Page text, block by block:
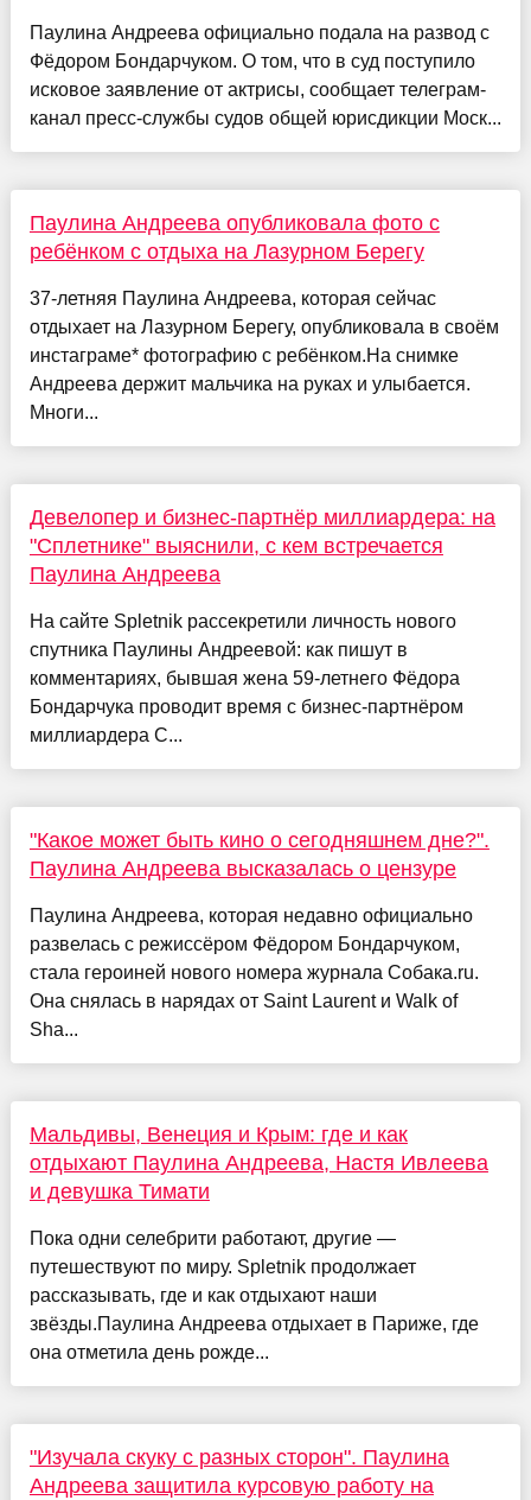
Паулина Андреева официально подала на развод с
Фёдором Бондарчуком. О том, что в суд поступило
исковое заявление от актрисы, сообщает телеграм-
канал пресс-службы судов общей юрисдикции Моск...
Паулина Андреева опубликовала фото с
ребёнком с отдыха на Лазурном Берегу
37-летняя Паулина Андреева, которая сейчас
отдыхает на Лазурном Берегу, опубликовала в своём
инстаграме* фотографию с ребёнком.На снимке
Андреева держит мальчика на руках и улыбается.
Многи...
Девелопер и бизнес-партнёр миллиардера: на
"Сплетнике" выяснили, с кем встречается
Паулина Андреева
На сайте Spletnik рассекретили личность нового
спутника Паулины Андреевой: как пишут в
комментариях, бывшая жена 59-летнего Фёдора
Бондарчука проводит время с бизнес-партнёром
миллиардера С...
"Какое может быть кино о сегодняшнем дне?".
Паулина Андреева высказалась о цензуре
Паулина Андреева, которая недавно официально
развелась с режиссёром Фёдором Бондарчуком,
стала героиней нового номера журнала Собака.ru.
Она снялась в нарядах от Saint Laurent и Walk of
Sha...
Мальдивы, Венеция и Крым: где и как
отдыхают Паулина Андреева, Настя Ивлеева
и девушка Тимати
Пока одни селебрити работают, другие —
путешествуют по миру. Spletnik продолжает
рассказывать, где и как отдыхают наши
звёзды.Паулина Андреева отдыхает в Париже, где
она отметила день рожде...
"Изучала скуку с разных сторон". Паулина
Андреева защитила курсовую работу на